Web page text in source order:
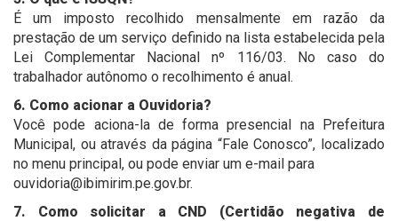
É um imposto recolhido mensalmente em razão da
prestação de um serviço definido na lista estabelecida pela
Lei Complementar Nacional nº 116/03. No caso do
trabalhador autônomo o recolhimento é anual.
6. Como acionar a Ouvidoria?
Você pode aciona-la de forma presencial na Prefeitura
Municipal, ou através da página “Fale Conosco”, localizado
no menu principal, ou pode enviar um e-mail para
ouvidoria@ibimirim.pe.gov.br.
7. Como solicitar a CND (Certidão negativa de